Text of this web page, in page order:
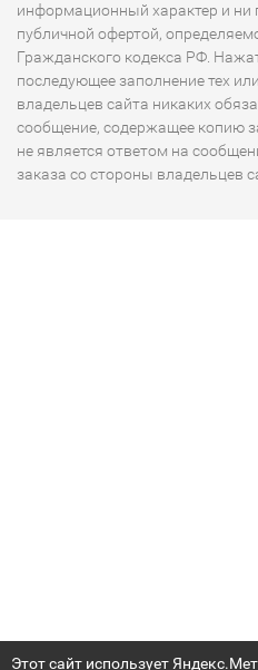
Этот сайт использует
информационный характер и ни
публичной офертой,
Гражданского кодекса РФ.
последующее заполнение тех
владельцев сайта никаких
сообщение, содержащее копию
не является ответом на
заказа со стороны владельцев